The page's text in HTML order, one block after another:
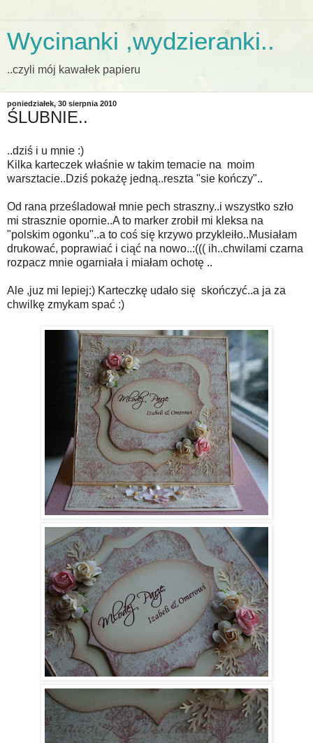
Wycinanki ,wydzieranki..
..czyli mój kawałek papieru
poniedziałek, 30 sierpnia 2010
ŚLUBNIE..
..dziś i u mnie :)
Kilka karteczek właśnie w takim temacie na moim
warsztacie..Dziś pokażę jedną..reszta "sie kończy"..
Od rana prześladował mnie pech straszny..i wszystko szło
mi strasznie opornie..A to marker zrobił mi kleksa na
"polskim ogonku"..a to coś się krzywo przykleiło..Musiałam
drukować, poprawiać i ciąć na nowo..:((( ih..chwilami czarna
rozpacz mnie ogarniała i miałam ochotę ..
Ale ,juz mi lepiej:) Karteczkę udało się skończyć..a ja za
chwilkę zmykam spać :)